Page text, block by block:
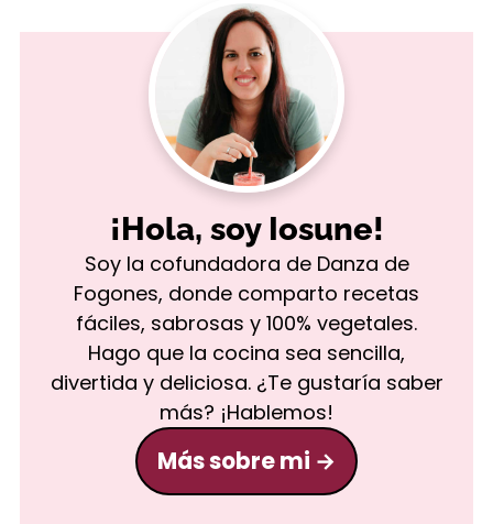
¡Hola, soy Iosune!
Soy la cofundadora de Danza de
Fogones, donde comparto recetas
fáciles, sabrosas y 100% vegetales.
Hago que la cocina sea sencilla,
divertida y deliciosa. ¿Te gustaría saber
más? ¡Hablemos!
Más sobre mi